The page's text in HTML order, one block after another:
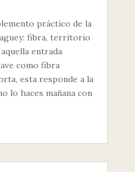
práctico de la
fibra, territorio
entrada
como fibra
esta responde a la
lo haces mañana con